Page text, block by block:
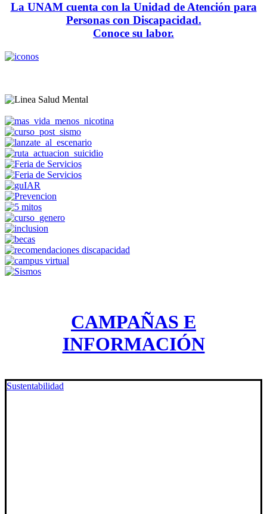
La UNAM cuenta con la Unidad de Atención para
Personas con Discapacidad.
Conoce su labor.
CAMPAÑAS E
INFORMACIÓN
Sustentabilidad